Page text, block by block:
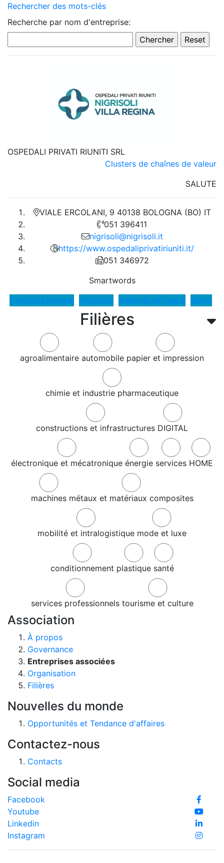
Rechercher des mots-clés
Recherche par nom d'entreprise:
Filières
agroalimentaire automobile papier et impression
chimie et industrie pharmaceutique
constructions et infrastructures DIGITAL
électronique et mécatronique énergie services HOME
machines métaux et matériaux composites
mobilité et intralogistique mode et luxe
conditionnement plastique santé
services professionnels tourisme et culture
OSPEDALI PRIVATI RIUNITI SRL
Clusters de chaînes de valeur
SALUTE
VIALE ERCOLANI, 9 40138 BOLOGNA (BO) IT
051 396411
nigrisoli@nigrisoli.it
https://www.ospedaliprivatiriuniti.it/
051 346972
Smartwords
Cliniques privées Hôpitaux Maisons de repos Santé
Association
À propos
Governance
Entreprises associées
Organisation
Filières
Nouvelles du monde
Opportunités et Tendance d'affaires
Contactez-nous
Contacts
Social media
Facebook
Youtube
Linkedin
Instagram